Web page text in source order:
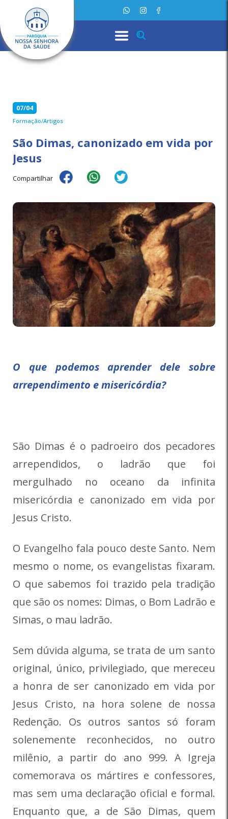
07/04
Formação/Artigos
São Dimas, canonizado em vida por
Jesus
Compartilhar
O que podemos aprender dele sobre
arrependimento e misericórdia?
São Dimas é o padroeiro dos pecadores
arrependidos, o ladrão que foi
mergulhado no oceano da infinita
misericórdia e canonizado em vida por
Jesus Cristo.
O Evangelho fala pouco deste Santo. Nem
mesmo o nome, os evangelistas fixaram.
O que sabemos foi trazido pela tradição
que são os nomes: Dimas, o Bom Ladrão e
Simas, o mau ladrão.
Sem dúvida alguma, se trata de um santo
original, único, privilegiado, que mereceu
a honra de ser canonizado em vida por
Jesus Cristo, na hora solene de nossa
Redenção. Os outros santos só foram
solenemente reconhecidos, no outro
milênio, a partir do ano 999. A Igreja
comemorava os mártires e confessores,
mas sem uma declaração oficial e formal.
Enquanto que, a de São Dimas, quem